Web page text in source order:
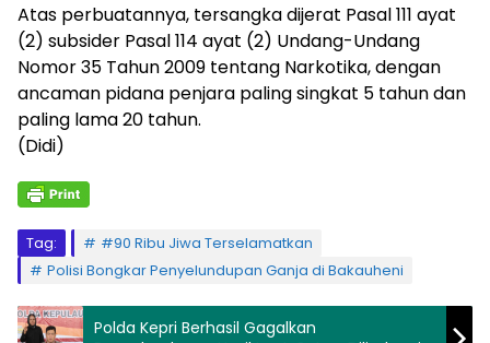
Atas perbuatannya, tersangka dijerat Pasal 111 ayat
(2) subsider Pasal 114 ayat (2) Undang-Undang
Nomor 35 Tahun 2009 tentang Narkotika, dengan
ancaman pidana penjara paling singkat 5 tahun dan
paling lama 20 tahun.
(Didi)
Tag:
#90 Ribu Jiwa Terselamatkan
Polisi Bongkar Penyelundupan Ganja di Bakauheni
Polda Kepri Berhasil Gagalkan